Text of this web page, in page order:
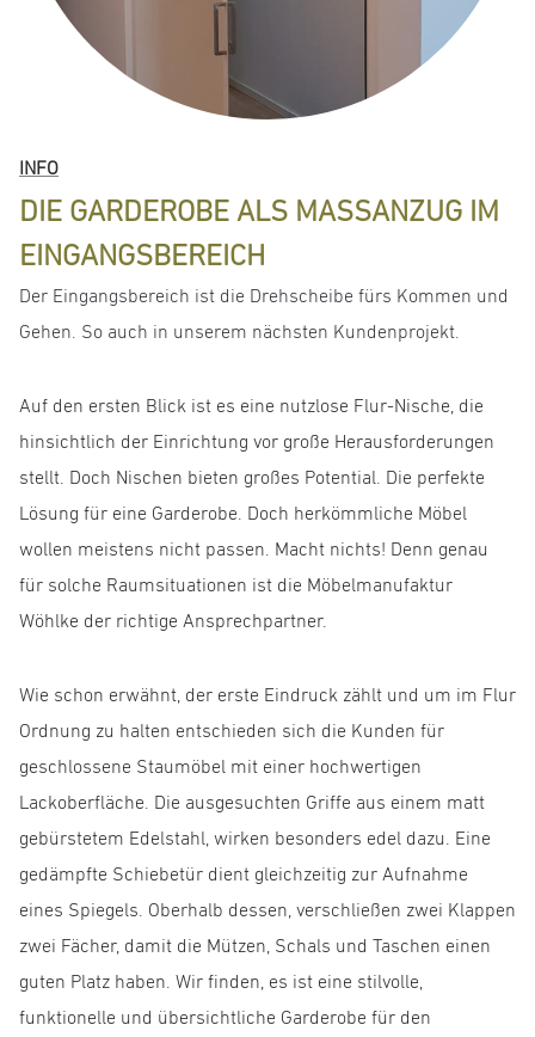
INFO
DIE GARDEROBE ALS MASSANZUG IM E
INGANGSBEREICH
Der Eingangsbereich ist die Drehscheibe fürs Kommen und
Gehen. So auch in unserem nächsten Kundenprojekt.
Auf den ersten Blick ist es eine nutzlose Flur-Nische, die
hinsichtlich der Einrichtung vor große Herausforderungen
stellt. Doch Nischen bieten großes Potential. Die perfekte
Lösung für eine Garderobe. Doch herkömmliche Möbel
wollen meistens nicht passen. Macht nichts! Denn genau
für solche Raumsituationen ist die Möbelmanufaktur
Wöhlke der richtige Ansprechpartner.
Wie schon erwähnt, der erste Eindruck zählt und um im Flur
Ordnung zu halten entschieden sich die Kunden für
geschlossene Staumöbel mit einer hochwertigen
Lackoberfläche. Die ausgesuchten Griffe aus einem matt
gebürstetem Edelstahl, wirken besonders edel dazu. Eine
gedämpfte Schiebetür dient gleichzeitig zur Aufnahme
eines Spiegels. Oberhalb dessen, verschließen zwei Klappen
zwei Fächer, damit die Mützen, Schals und Taschen einen
guten Platz haben. Wir finden, es ist eine stilvolle,
funktionelle und übersichtliche Garderobe für den